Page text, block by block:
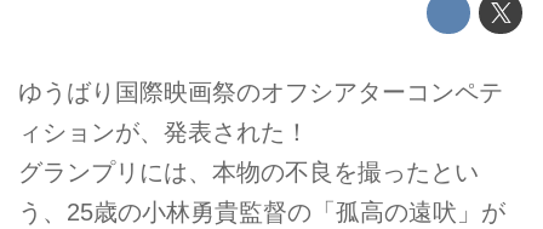
ゆうばり国際映画祭のオフシアターコンペテ
ィションが、発表された！
グランプリには、本物の不良を撮ったとい
う、25歳の小林勇貴監督の「孤高の遠吠」が